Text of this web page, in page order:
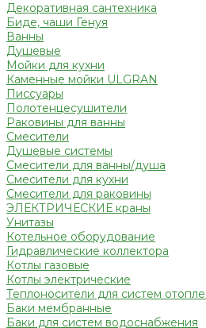
Декоративная сантехника
Биде, чаши Генуя
Ванны
Душевые
Мойки для кухни
Каменные мойки ULGRAN
Писсуары
Полотенцесушители
Раковины для ванны
Смесители
Душевые системы
Смесители для ванны/душа
Смесители для кухни
Смесители для раковины
ЭЛЕКТРИЧЕСКИЕ краны
Унитазы
Котельное оборудование
Гидравлические коллектора
Котлы газовые
Котлы электрические
Теплоносители для систем
Баки мембранные
Баки для систем водоснабжения